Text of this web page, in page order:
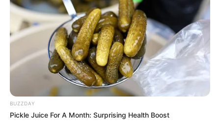
BUZZDAY
Pickle Juice For A Month: Surprising Health Boost